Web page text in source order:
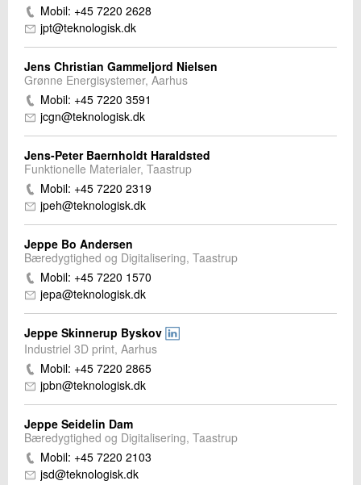
Mobil: +45 7220 2628
jpt@teknologisk.dk
Jens Christian Gammeljord Nielsen
Grønne Energisystemer, Aarhus
Mobil: +45 7220 3591
jcgn@teknologisk.dk
Jens-Peter Baernholdt Haraldsted
Funktionelle Materialer, Taastrup
Mobil: +45 7220 2319
jpeh@teknologisk.dk
Jeppe Bo Andersen
Bæredygtighed og Digitalisering, Taastrup
Mobil: +45 7220 1570
jepa@teknologisk.dk
Jeppe Skinnerup Byskov
Industriel 3D print, Aarhus
Mobil: +45 7220 2865
jpbn@teknologisk.dk
Jeppe Seidelin Dam
Bæredygtighed og Digitalisering, Taastrup
Mobil: +45 7220 2103
jsd@teknologisk.dk